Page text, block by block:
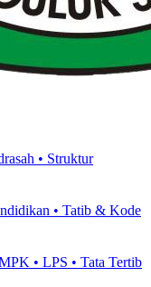
• Struktur
• Tatib & Kode
• LPS • Tata Tertib